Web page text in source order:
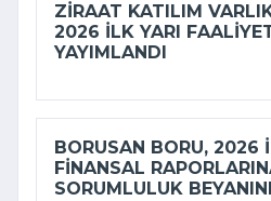
ZIRAAT KATILIM
2026 ILK YARI
YAYIMLANDI
BORUSAN BORU, 2026
FINANSAL
SORUMLULUK